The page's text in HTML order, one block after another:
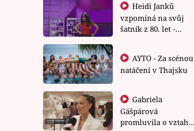
Heidi Janků
vzpomíná na svůj
šatník z 80. let -
natáčení v Thajsku
Gabriela
Gášpárová
promluvila o vztahu